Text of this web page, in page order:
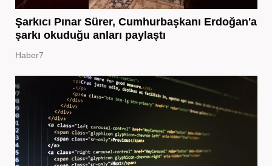
Şarkıcı Pınar Sürer, Cumhurbaşkanı Erdoğan'a
şarkı okuduğu anları paylaştı
Haber7